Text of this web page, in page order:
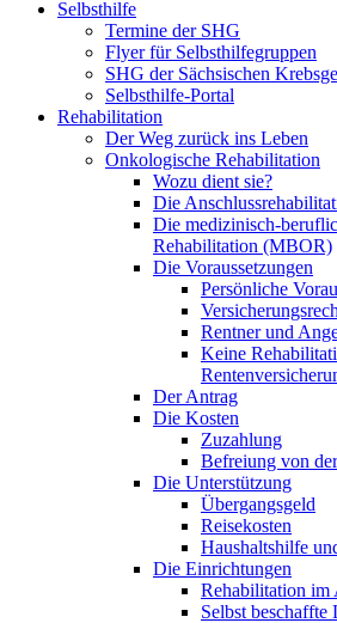
Selbsthilfe
Termine der SHG
Flyer für Selbsthilfegruppen
SHG der Sächsischen
Selbsthilfe-Portal
Rehabilitation
Der Weg zurück ins Leben
Onkologische Rehabilitation
Wozu dient sie?
Die
Die medizinisch-
Rehabilitation (MBOR)
Die Voraussetzungen
Persönliche
Rentner und
Keine
Der Antrag
Die Kosten
Zuzahlung
Befreiung von
Die Unterstützung
Übergangsgeld
Reisekosten
Haushaltshilfe
Die Einrichtungen
Rehabilitation im
Selbst beschaffte